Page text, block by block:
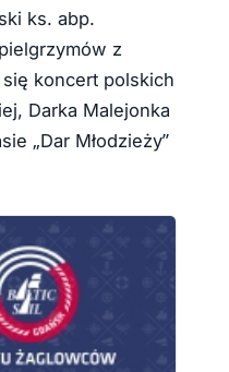
ks. abp.
z
koncert polskich
Darka Malejonka
„Dar Młodzieży”